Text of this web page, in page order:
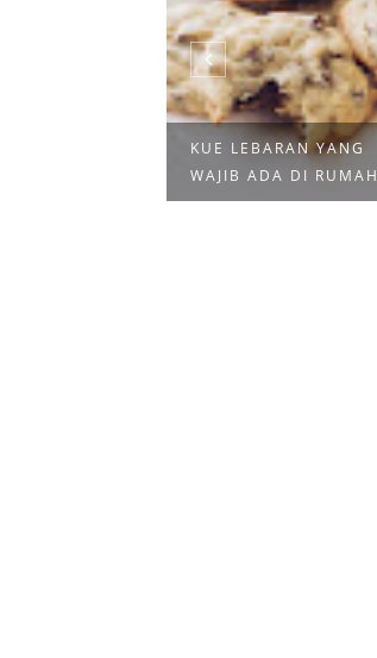
KUE LEBARAN YANG
WAJIB ADA DI RUMAH